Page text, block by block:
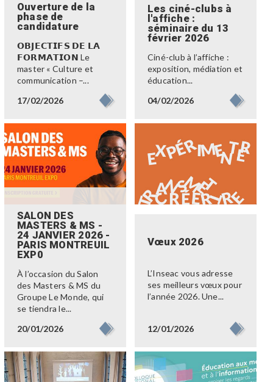
Ouverture de la
phase de
candidature
𝗢𝗕𝗝𝗘𝗖𝗧𝗜𝗙𝗦 𝗗𝗘 𝗟𝗔
𝗙𝗢𝗥𝗠𝗔𝗧𝗜𝗢𝗡 Le
master « Culture et
communication –...
17/02/2026
Les ciné-clubs à
l'affiche :
séminaire du 13
février 2026
Ciné-club à l’affiche :
exposition, médiation et
éducation...
04/02/2026
SALON DES
MASTERS & MS -
24 JANVIER 2026 -
PARIS MONTREUIL
EXP0
À l’occasion du Salon
des Masters & MS du
Groupe Le Monde, qui
se tiendra le...
20/01/2026
Vœux 2026
L’Inseac vous adresse
ses meilleurs vœux pour
l’année 2026. Une...
12/01/2026